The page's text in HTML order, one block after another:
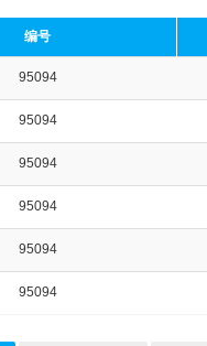
收藏产品
编号
95094
95094
95094
95094
95094
95094